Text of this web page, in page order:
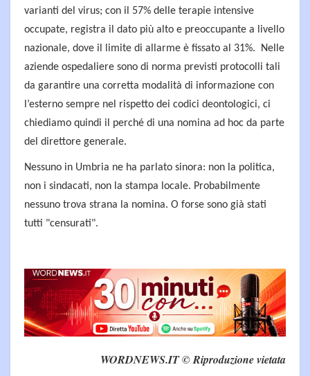
varianti del virus; con il 57% delle terapie intensive
occupate, registra il dato più alto e preoccupante a livello
nazionale, dove il limite di allarme è fissato al 31%. Nelle
aziende ospedaliere sono di norma previsti protocolli tali
da garantire una corretta modalità di informazione con
l’esterno sempre nel rispetto dei codici deontologici, ci
chiediamo quindi il perché di una nomina ad hoc da parte
del direttore generale.
Nessuno in Umbria ne ha parlato sinora: non la politica,
non i sindacati, non la stampa locale. Probabilmente
nessuno trova strana la nomina. O forse sono già stati
tutti "censurati".
WORDNEWS.IT © Riproduzione vietata